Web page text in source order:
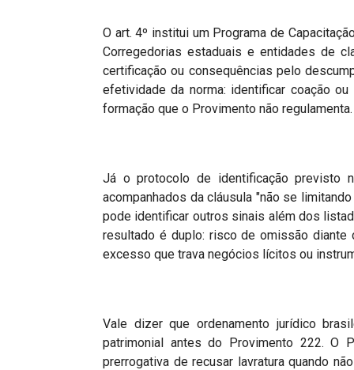
O art. 4º institui um Programa de
Corregedorias estaduais e entidades de
certificação ou consequências pelo
efetividade da norma: identificar coação
formação que o Provimento não regulamenta.
Já o protocolo de identificação previsto
acompanhados da cláusula "não se
pode identificar outros sinais além dos
resultado é duplo: risco de omissão
excesso que trava negócios lícitos ou
Vale dizer que ordenamento jurídico
patrimonial antes do Provimento 222. O
prerrogativa de recusar lavratura quando